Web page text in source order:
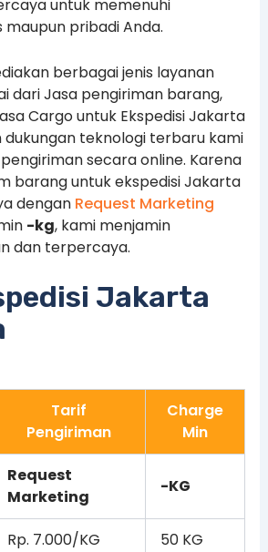
untuk memenuhi
maupun pribadi Anda.
berbagai jenis layanan
dari Jasa pengiriman barang,
Cargo untuk Ekspedisi Jakarta
dukungan teknologi terbaru kami
secara online. Karena
barang untuk ekspedisi Jakarta
dengan Request Marketing
-kg, kami menjamin
dan terpercaya.
Jakarta
Tarif
Pengiriman
Charge
Min
Request
Marketing
-KG
Rp. 7.000/KG 50 KG